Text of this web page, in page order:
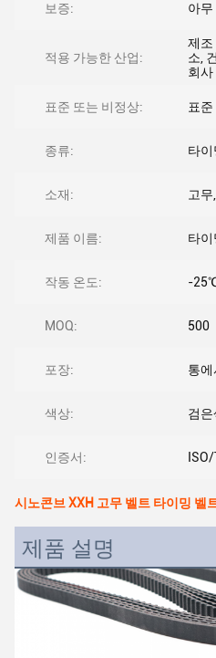
보증: 아
적용 가능한 산업:
제조
소,
회사
표준 또는 비정상: 표준
종류: 타이
소재: 고
제품 이름: 타이
작동 온도: -
MOQ: 500
포장: 통에
색상: 검은
인증서:
시노콘브 XXH 고무 벨트 타이밍 벨
제품 설명